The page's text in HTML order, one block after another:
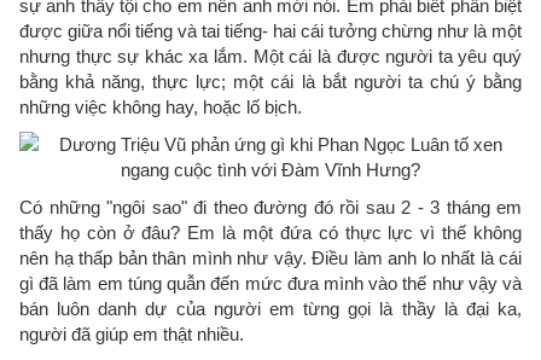
sự anh thấy tội cho em nên anh mới nói. Em phải biết phân biệt
được giữa nổi tiếng và tai tiếng- hai cái tưởng chừng như là một
nhưng thực sự khác xa lắm. Một cái là được người ta yêu quý
bằng khả năng, thực lực; một cái là bắt người ta chú ý bằng
những việc không hay, hoặc lố bịch.
Có những "ngôi sao" đi theo đường đó rồi sau 2 - 3 tháng em
thấy họ còn ở đâu? Em là một đứa có thực lực vì thế không
nên hạ thấp bản thân mình như vậy. Điều làm anh lo nhất là cái
gì đã làm em túng quẫn đến mức đưa mình vào thế như vậy và
bán luôn danh dự của người em từng gọi là thầy là đại ka,
người đã giúp em thật nhiều.